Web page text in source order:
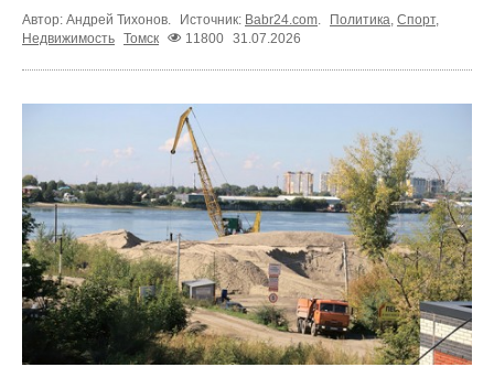
Автор: Андрей Тихонов. Источник: Babr24.com. Политика, Спорт,
Недвижимость Томск 11800 31.07.2026